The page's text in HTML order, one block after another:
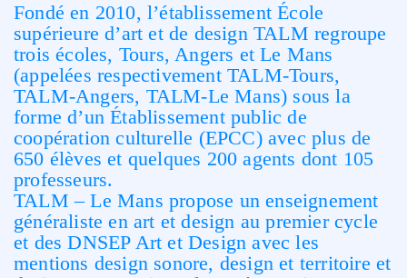
Fondé en 2010, l’établissement École
supérieure d’art et de design TALM regroupe
trois écoles, Tours, Angers et Le Mans
(appelées respectivement TALM-Tours,
TALM-Angers, TALM-Le Mans) sous la
forme d’un Établissement public de
coopération culturelle (EPCC) avec plus de
650 élèves et quelques 200 agents dont 105
professeurs.
TALM – Le Mans propose un enseignement
généraliste en art et design au premier cycle
et des DNSEP Art et Design avec les
mentions design sonore, design et territoire et